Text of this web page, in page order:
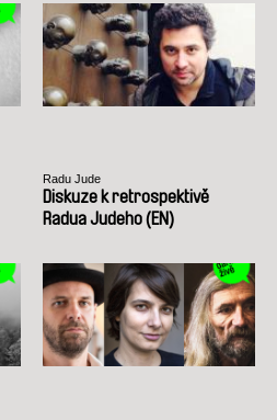
Radu Jude
Diskuze k retrospektivě
Radua Judeho (EN)